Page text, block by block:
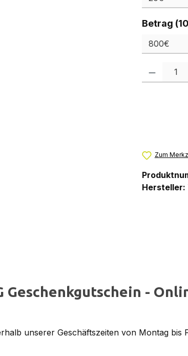
Betrag
Produkt
Zum
Hersteller:
Geschenkgutschein -
unserer Geschäftszeiten von Montag bis